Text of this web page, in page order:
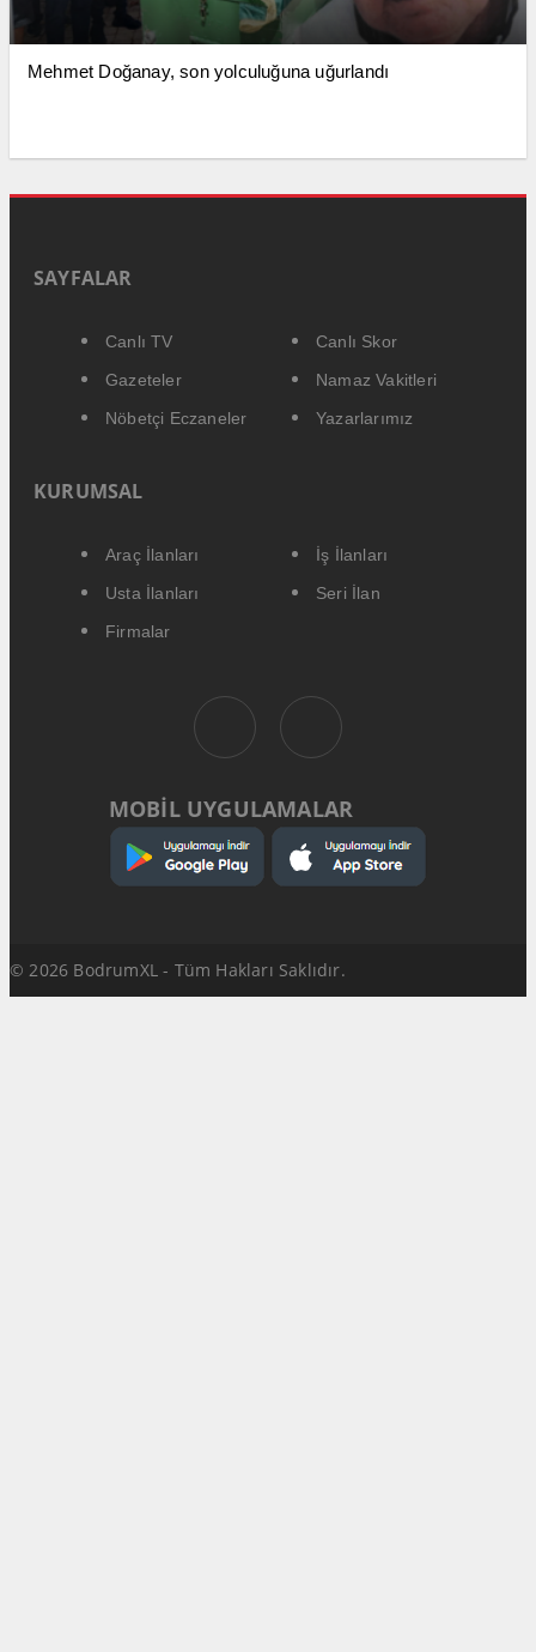
Mehmet Doğanay, son yolculuğuna uğurlandı
SAYFALAR
Canlı TV
Canlı Skor
Gazeteler
Namaz Vakitleri
Nöbetçi Eczaneler
Yazarlarımız
KURUMSAL
Araç İlanları
İş İlanları
Usta İlanları
Seri İlan
Firmalar
MOBİL UYGULAMALAR
© 2026 BodrumXL - Tüm Hakları Saklıdır.